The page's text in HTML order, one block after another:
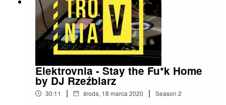
Elektrovnia - Stay the Fu*k Home
by DJ Rzeźbiarz
30:11 | środa, 18 marca 2020 | Season 2